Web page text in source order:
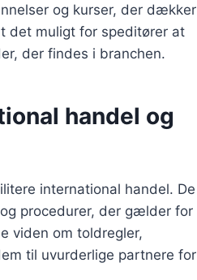
og kurser, der dækker
det muligt for speditører at
der findes i branchen.
handel og
international handel. De
procedurer, der gælder for
viden om toldregler,
til uvurderlige partnere for